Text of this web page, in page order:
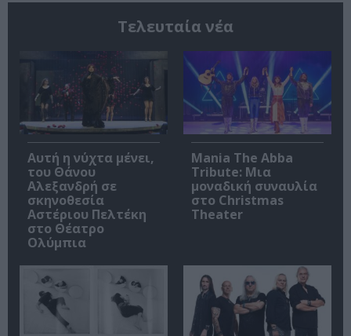
Τελευταία νέα
Αυτή η νύχτα μένει,
του Θάνου
Αλεξανδρή σε
σκηνοθεσία
Αστέριου Πελτέκη
στο Θέατρο
Ολύμπια
Mania The Abba
Tribute: Μια
μοναδική συναυλία
στο Christmas
Theater